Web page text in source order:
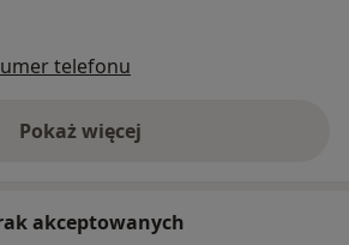
telefonu
Pokaż więcej
o adresie
akceptowanych